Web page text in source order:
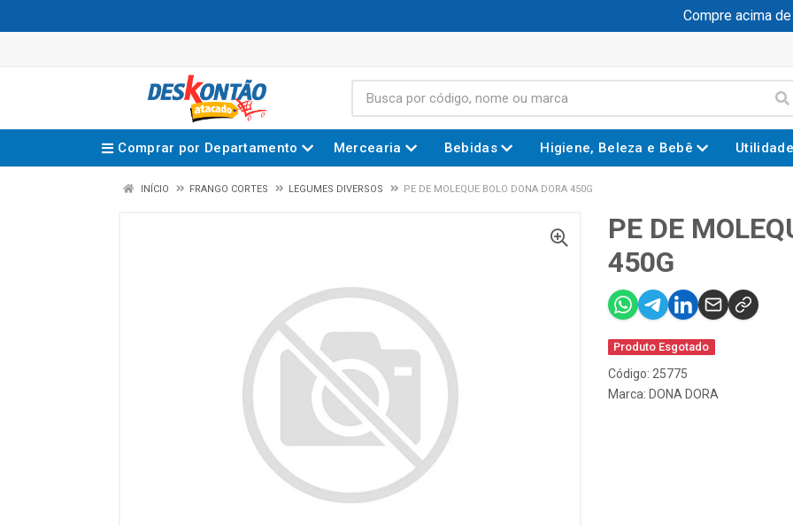
Compre acima de
Comprar por Departamento Mercearia Bebidas Higiene, Beleza e Bebê
INÍCIO FRANGO CORTES LEGUMES DIVERSOS PE DE MOLEQUE BOLO DONA DORA 450G
PE DE
450G
Produto Esgotado
Código: 25775
Marca: DONA DORA